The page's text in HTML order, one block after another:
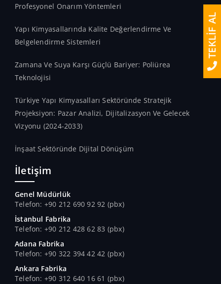
Profesyonel Onarım Yöntemleri
Yapı Kimyasallarında Kalite Değerlendirme Ve
Belgelendirme Sistemleri
Zamana Ve Suya Karşı Güçlü Bariyer: Poliürea
Teknolojisi
Türkiye Yapı Kimyasalları Sektöründe Stratejik
Projeksiyon: Pazar Analizi, Dijitalizasyon Ve Gelecek
Vizyonu (2024-2033)
İnşaat Sektöründe Dijital Dönüşüm
İletişim
Genel Müdürlük
Telefon: +90 212 690 92 92 (pbx)
İstanbul Fabrika
Telefon: +90 212 428 62 83 (pbx)
Adana Fabrika
Telefon: +90 322 394 42 42 (pbx)
Ankara Fabrika
Telefon: +90 312 640 16 61 (pbx)
TEKLİF AL